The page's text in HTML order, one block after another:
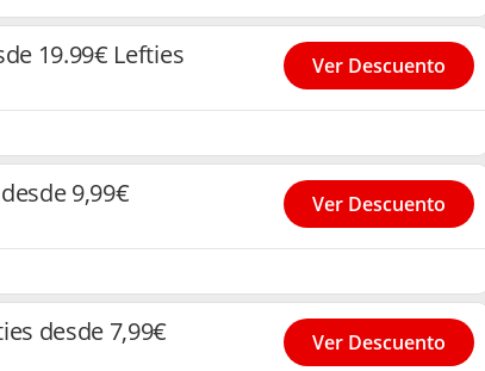
19.99€ Lefties Ver Descuento
9,99€ Ver Descuento
desde 7,99€ Ver Descuento